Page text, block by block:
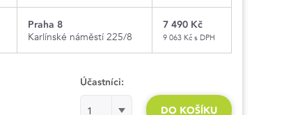
Praha 8
Karlínské náměstí 225/8
7 490 Kč
9 063 Kč s DPH
Účastníci:
1
Účastníci:Účastníci:
DO KOŠÍKU